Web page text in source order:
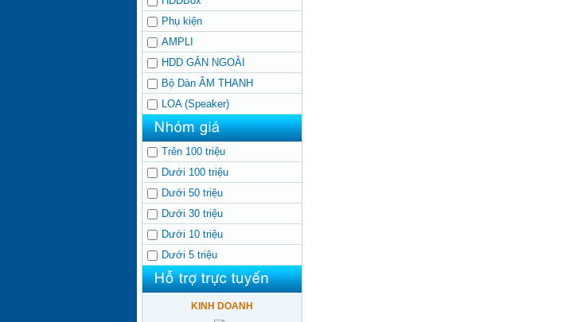
Phụ kiện
AMPLI
HDD GẮN NGOÀI
Bộ Dàn ÂM THANH
LOA (Speaker)
Trên 100 triệu
Dưới 100 triệu
Dưới 50 triệu
Dưới 30 triệu
Dưới 10 triệu
Dưới 5 triệu
KINH DOANH